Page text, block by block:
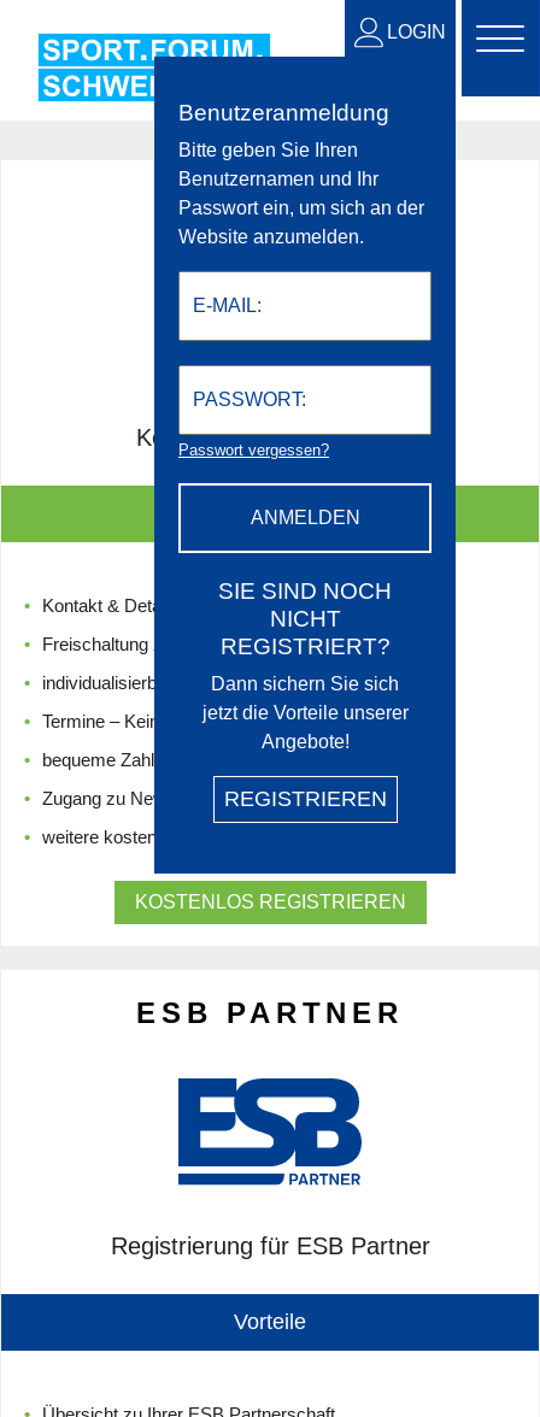
LOGIN
Benutzeranmeldung
Bitte geben Sie Ihren
Benutzernamen und Ihr
Passwort ein, um sich an der
Website anzumelden.
Passwort vergessen?
SIE SIND NOCH
NICHT
REGISTRIERT?
Dann sichern Sie sich
jetzt die Vorteile unserer
Angebote!
REGISTRIEREN
ESB USER
Kostenlose Registrierung
Vorteile
Kontakt & Details zu allen ESB Partnern
Freischaltung zusätzlicher Business Guides
individualisierbare Newsletter-Inhalte
Termine – Kein Event mehr verpassen
bequeme Zahlungsmethoden
Zugang zu News und Newsletterarchiven
weitere kostenlose Inhalte und Features
KOSTENLOS REGISTRIEREN
ESB PARTNER
Registrierung für ESB Partner
Vorteile